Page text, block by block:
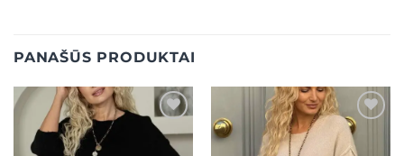
PANAŠŪS PRODUKTAI
Mėgstamiausias Mėgstamiausias